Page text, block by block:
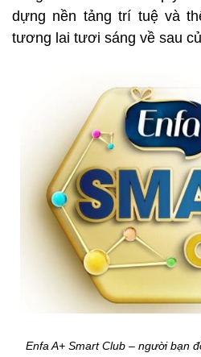
dựng nền tảng trí tuệ và
tương lai tươi sáng về sau
Enfa A+ Smart Club – người bạn